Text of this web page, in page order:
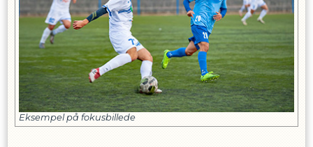
Eksempel på fokusbillede